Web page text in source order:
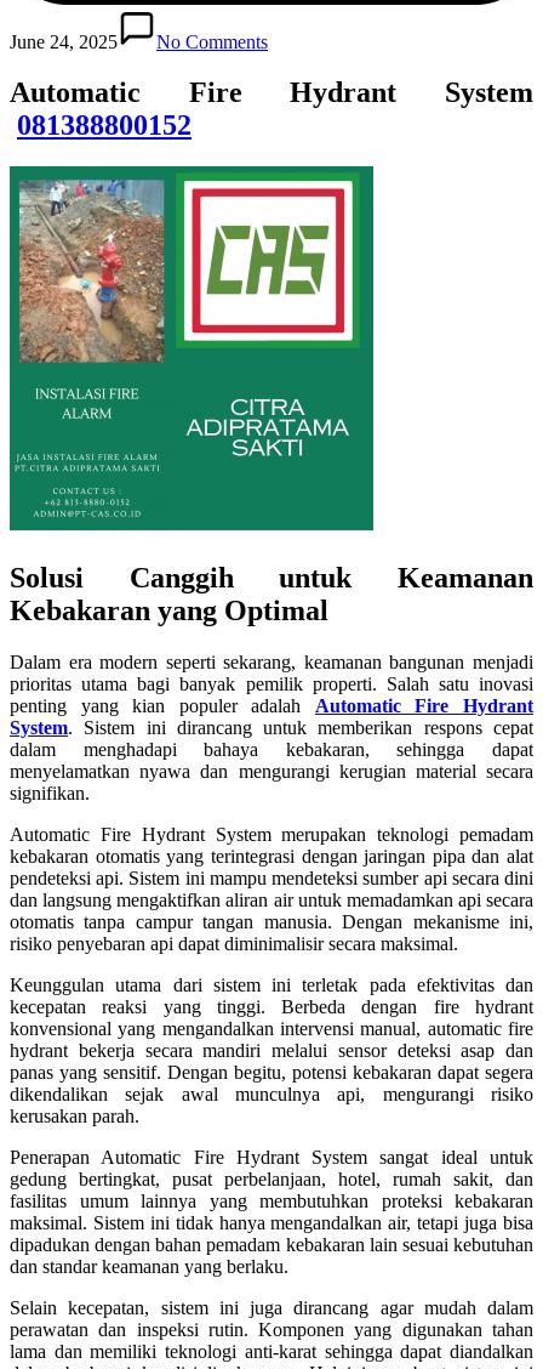
June 24, 2025 No Comments
Automatic Fire Hydrant System
081388800152
Solusi Canggih untuk Keamanan
Kebakaran yang Optimal
Dalam era modern seperti sekarang, keamanan bangunan menjadi
prioritas utama bagi banyak pemilik properti. Salah satu inovasi
penting yang kian populer adalah Automatic Fire Hydrant
System. Sistem ini dirancang untuk memberikan respons cepat
dalam menghadapi bahaya kebakaran, sehingga dapat
menyelamatkan nyawa dan mengurangi kerugian material secara
signifikan.
Automatic Fire Hydrant System merupakan teknologi pemadam
kebakaran otomatis yang terintegrasi dengan jaringan pipa dan alat
pendeteksi api. Sistem ini mampu mendeteksi sumber api secara dini
dan langsung mengaktifkan aliran air untuk memadamkan api secara
otomatis tanpa campur tangan manusia. Dengan mekanisme ini,
risiko penyebaran api dapat diminimalisir secara maksimal.
Keunggulan utama dari sistem ini terletak pada efektivitas dan
kecepatan reaksi yang tinggi. Berbeda dengan fire hydrant
konvensional yang mengandalkan intervensi manual, automatic fire
hydrant bekerja secara mandiri melalui sensor deteksi asap dan
panas yang sensitif. Dengan begitu, potensi kebakaran dapat segera
dikendalikan sejak awal munculnya api, mengurangi risiko
kerusakan parah.
Penerapan Automatic Fire Hydrant System sangat ideal untuk
gedung bertingkat, pusat perbelanjaan, hotel, rumah sakit, dan
fasilitas umum lainnya yang membutuhkan proteksi kebakaran
maksimal. Sistem ini tidak hanya mengandalkan air, tetapi juga bisa
dipadukan dengan bahan pemadam kebakaran lain sesuai kebutuhan
dan standar keamanan yang berlaku.
Selain kecepatan, sistem ini juga dirancang agar mudah dalam
perawatan dan inspeksi rutin. Komponen yang digunakan tahan
lama dan memiliki teknologi anti-karat sehingga dapat diandalkan